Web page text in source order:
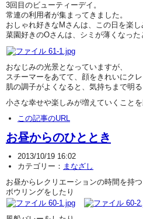
3回目のビューティーデイ。
常連の利用者が集まってきました。
おしゃれ好きなMさんは、この日を楽し
菜園好きのOさんは、シミが薄くなった
おなじみの光景となっていますが、
スチーマーをあてて、顔をきれいにクレ
肌の調子がよくなると、気持ちまで明る
小さな幸せや楽しみが増えていくこと
この記事のURL
お昼からのひととき
2013/10/19 16:02
カテゴリー： まなざし
お昼からレクリエーションの時間を持つ
ボウリングをしたり